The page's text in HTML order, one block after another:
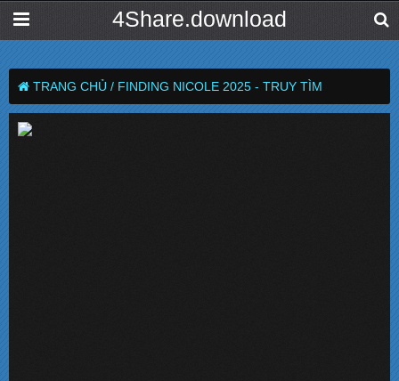
4Share.download
TRANG CHỦ / FINDING NICOLE 2025 - TRUY TÌM